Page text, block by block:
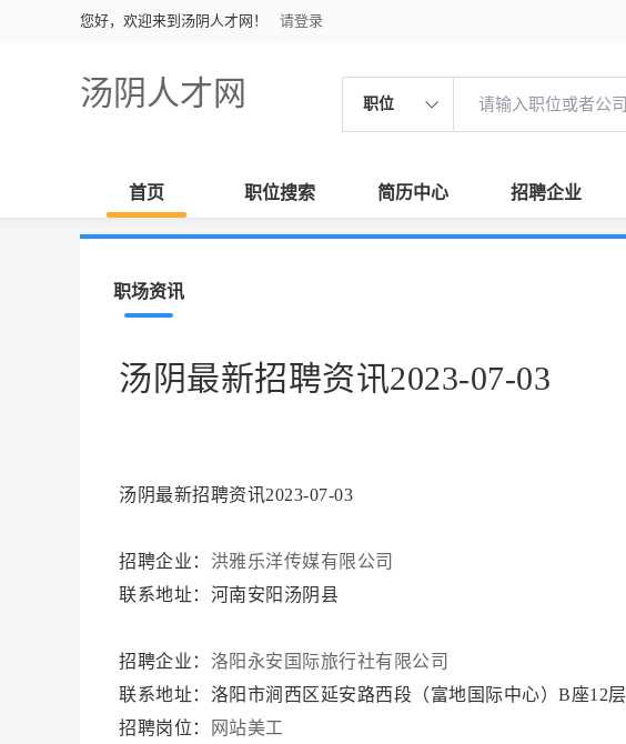
您好，欢迎来到汤阴人才网！ 请登录
汤阴人才网 职位
首页 职位搜索 简历中心 招聘企业
职场资讯
汤阴最新招聘资讯2023-07-03
汤阴最新招聘资讯2023-07-03
招聘企业： 洪雅乐洋传媒有限公司
联系地址：河南安阳汤阴县
招聘企业： 洛阳永安国际旅行社有限公司
联系地址：洛阳市涧西区延安路西段（富地国际中心）B座12层
招聘岗位：
网站美工